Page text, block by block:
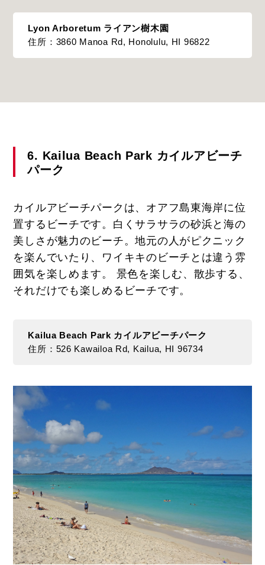
Lyon Arboretum ライアン樹木園
住所：3860 Manoa Rd, Honolulu, HI 96822
6. Kailua Beach Park カイルアビーチ
パーク
カイルアビーチパークは、オアフ島東海岸に位
置するビーチです。白くサラサラの砂浜と海の
美しさが魅力のビーチ。地元の人がピクニック
を楽んでいたり、ワイキキのビーチとは違う雰
囲気を楽しめます。 景色を楽しむ、散歩する、
それだけでも楽しめるビーチです。
Kailua Beach Park カイルアビーチパーク
住所：526 Kawailoa Rd, Kailua, HI 96734